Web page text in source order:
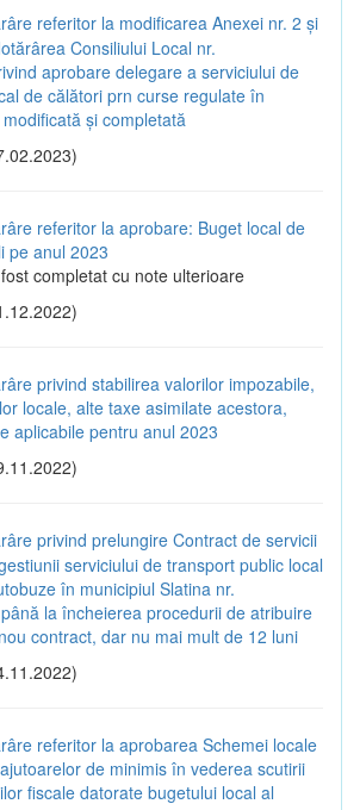
referitor la modificarea Anexei nr. 2 și
Consiliului Local nr.
aprobare delegare a serviciului de
de călători prn curse regulate în
și completată
referitor la aprobare: Buget local de
pe anul 2023
completat cu note ulterioare
privind stabilirea valorilor impozabile,
locale, alte taxe asimilate acestora,
aplicabile pentru anul 2023
privind prelungire Contract de servicii
serviciului de transport public local
în municipiul Slatina nr.
la încheierea procedurii de atribuire
contract, dar nu mai mult de 12 luni
referitor la aprobarea Schemei locale
de minimis în vederea scutirii
fiscale datorate bugetului local al